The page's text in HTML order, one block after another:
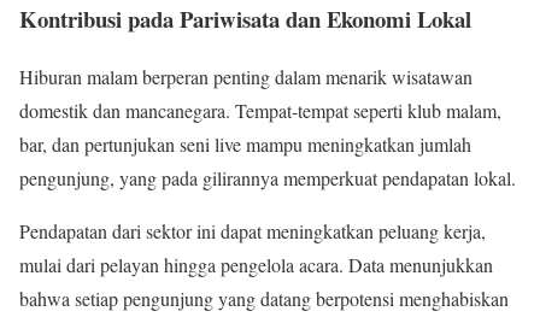
Kontribusi pada Pariwisata dan Ekonomi Lokal
Hiburan malam berperan penting dalam menarik wisatawan
domestik dan mancanegara. Tempat-tempat seperti klub malam,
bar, dan pertunjukan seni live mampu meningkatkan jumlah
pengunjung, yang pada gilirannya memperkuat pendapatan lokal.
Pendapatan dari sektor ini dapat meningkatkan peluang kerja,
mulai dari pelayan hingga pengelola acara. Data menunjukkan
bahwa setiap pengunjung yang datang berpotensi menghabiskan